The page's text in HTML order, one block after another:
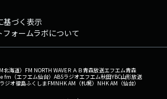
基づく表示
ォームラボについて
北海道） FM NORTH WAVEＲＡＢ青森放送エフエム青森
fm（エフエム仙台） ABSラジオエフエム秋田YBC山形放送
ジオ福島ふくしまFMNHK AM（札幌） NHK AM（仙台）